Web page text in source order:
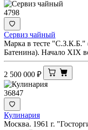
4798
Сервиз чайный
Марка в тесте "С.З.К.Б."
Батенина). Начало XIX
2 500 000 ₽
36847
Кулинария
Москва. 1961 г.